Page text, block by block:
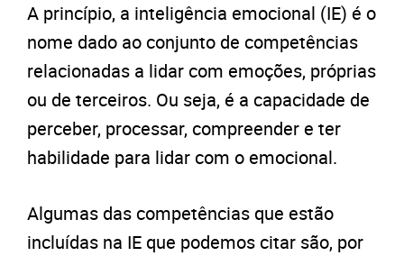
A princípio, a inteligência emocional (IE) é o
nome dado ao conjunto de competências
relacionadas a lidar com emoções, próprias
ou de terceiros. Ou seja, é a capacidade de
perceber, processar, compreender e ter
habilidade para lidar com o emocional.
Algumas das competências que estão
incluídas na IE que podemos citar são, por